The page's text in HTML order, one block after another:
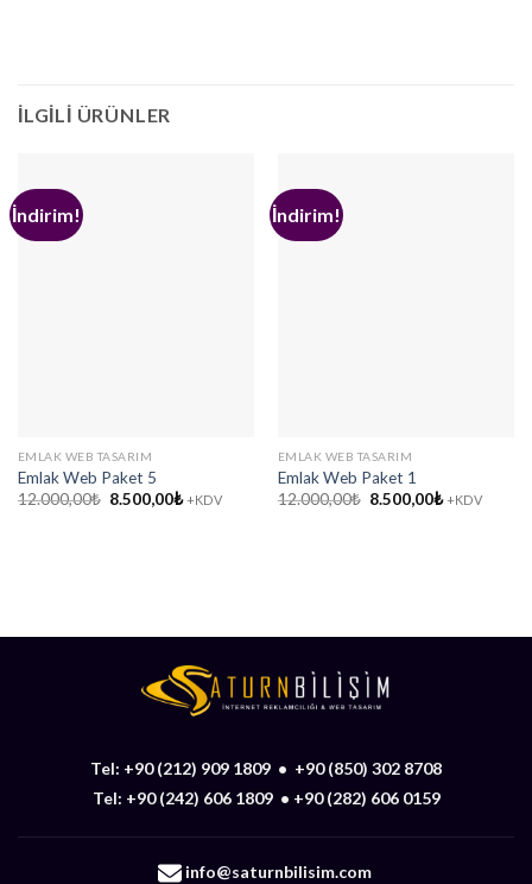
İLGILI ÜRÜNLER
İndirim!
EMLAK WEB TASARIM
Emlak Web Paket 5
12.000,00₺ Orijinal
8.500,00₺Şu
+KDV
İndirim!
EMLAK WEB TASARIM
Emlak Web Paket 1
12.000,00₺ Orijinal
8.500,00₺Şu
+KDV
Tel: +90 (212) 909 1809 • +90 (850) 302 8708
Tel: +90 (242) 606 1809• +90 (282) 606 0159
info@saturnbilisim.com